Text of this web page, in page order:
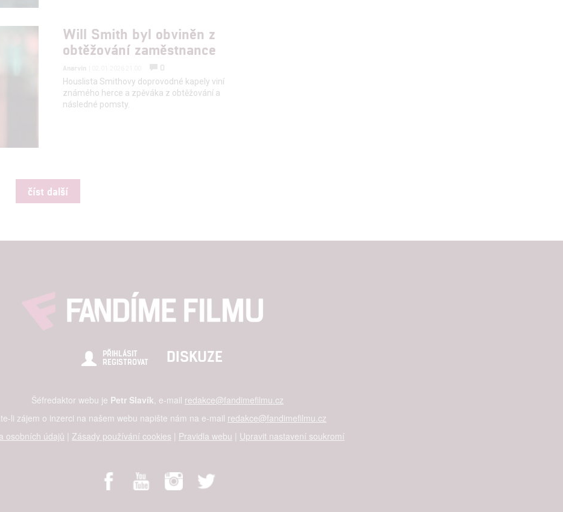
Will Smith byl obviněn z
obtěžování zaměstnance
Anarvin
0
Houslista Smithovy doprovodné kapely viní
známého herce a zpěváka z obtěžování a
následné pomsty.
číst další
PŘIHLÁSIT
REGISTROVAT
DISKUZE
Šéfredaktor webu je Petr Slavík, e-mail redakce@fandimefilmu.cz
li zájem o inzerci na našem webu napište nám na e-mail redakce@fandimefilmu.cz
osobních údajů | Zásady používání cookies | Pravidla webu | Upravit nastavení soukromí